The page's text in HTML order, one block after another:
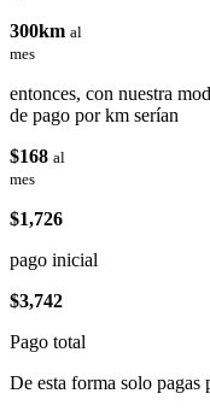
300km al
mes
entonces, con nuestra
de pago por km serían
$168 al
mes
$1,726
pago inicial
$3,742
Pago total
De esta forma solo pagas